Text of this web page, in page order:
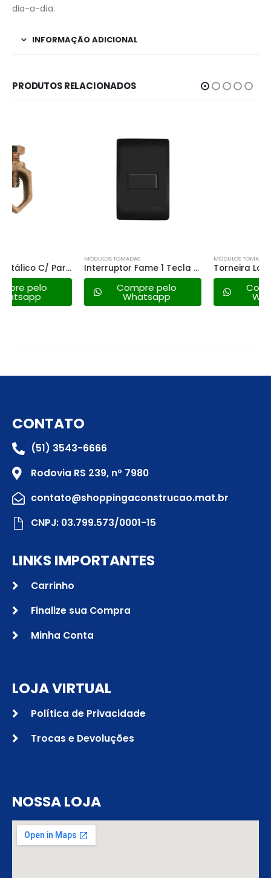
dia-a-dia.
INFORMAÇÃO ADICIONAL
PRODUTOS RELACIONADOS
Interruptor Fame 1 Tecla Simples – 4046 Habitat Black
Compre pelo
Whatsapp
Torneira Lorenzetti Eletronica Essence 4600w – 127v
Compre pelo
Whatsapp
CONTATO
(51) 3543-6666
Rodovia RS 239, nº 7980
contato@shoppingaconstrucao.mat.br
CNPJ: 03.799.573/0001-15
LINKS IMPORTANTES
Carrinho
Finalize sua Compra
Minha Conta
LOJA VIRTUAL
Política de Privacidade
Trocas e Devoluções
NOSSA LOJA